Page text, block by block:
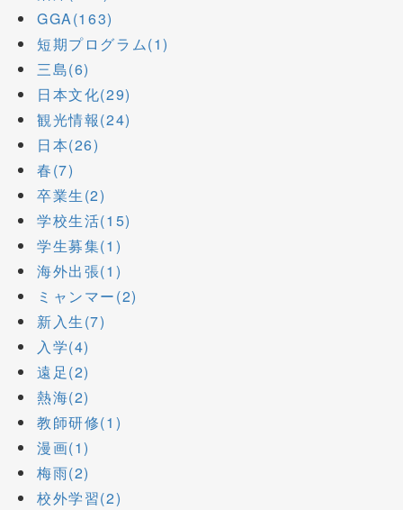
GGA(163)
短期プログラム(1)
三島(6)
日本文化(29)
観光情報(24)
日本(26)
春(7)
卒業生(2)
学校生活(15)
学生募集(1)
海外出張(1)
ミャンマー(2)
新入生(7)
入学(4)
遠足(2)
熱海(2)
教師研修(1)
漫画(1)
梅雨(2)
校外学習(2)